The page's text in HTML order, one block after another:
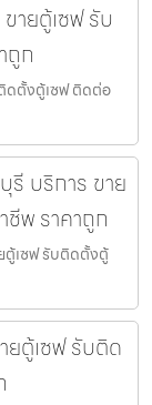
ายตู้เซฟ รับ
ถูก
ดตั้งตู้เซฟ ติดต่อ
บริการ ขาย
พ ราคาถูก
ตู้เซฟ รับติดตั้งตู้
ยตู้เซฟ รับติด